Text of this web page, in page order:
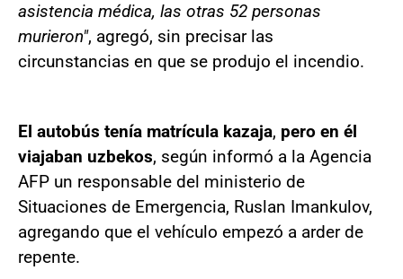
asistencia médica, las otras 52 personas
murieron", agregó, sin precisar las
circunstancias en que se produjo el incendio.
El autobús tenía matrícula kazaja, pero en él
viajaban uzbekos, según informó a la Agencia
AFP un responsable del ministerio de
Situaciones de Emergencia, Ruslan Imankulov,
agregando que el vehículo empezó a arder de
repente.